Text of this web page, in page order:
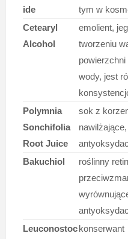
ide
tym w
Cetearyl
Alcohol
emolient,
tworzeniu
wody, jest
Polymnia
Sonchifolia
Root Juice
sok z
Bakuchiol
roślinny
Leuconostockonserwant